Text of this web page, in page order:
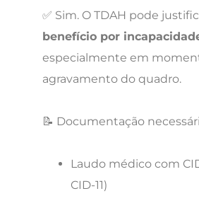
✅ Sim. O TDAH pode
benefício por
especialmente em
agravamento do quadro.
📝 Documentação
Laudo médico com
CID-11)